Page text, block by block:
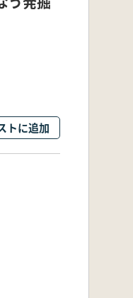
トに追加